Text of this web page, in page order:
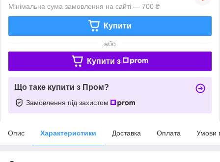
Мінімальна сума замовлення на сайті — 700 ₴
Купити
або
Купити з
Що таке купити з Пром?
Замовлення під захистом
Опис Характеристики Доставка Оплата Умови